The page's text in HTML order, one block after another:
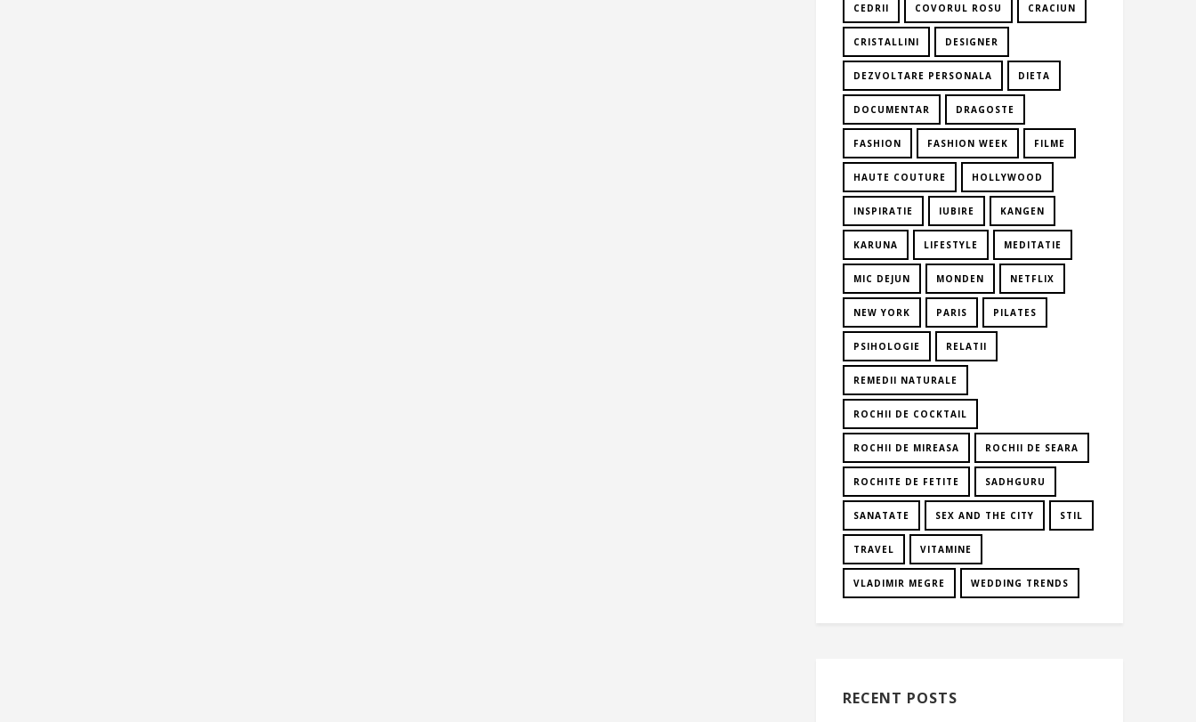
CEDRII COVORUL ROSU CRACIUN
CRISTALLINI DESIGNER
DEZVOLTARE PERSONALA DIETA
DOCUMENTAR DRAGOSTE
FASHION FASHION WEEK FILME
HAUTE COUTURE HOLLYWOOD
INSPIRATIE IUBIRE KANGEN
KARUNA LIFESTYLE MEDITATIE
MIC DEJUN MONDEN NETFLIX
NEW YORK PARIS PILATES
PSIHOLOGIE RELATII
REMEDII NATURALE
ROCHII DE COCKTAIL
ROCHII DE MIREASA ROCHII DE SEARA
ROCHITE DE FETITE SADHGURU
SANATATE SEX AND THE CITY STIL
TRAVEL VITAMINE
VLADIMIR MEGRE WEDDING TRENDS
RECENT POSTS